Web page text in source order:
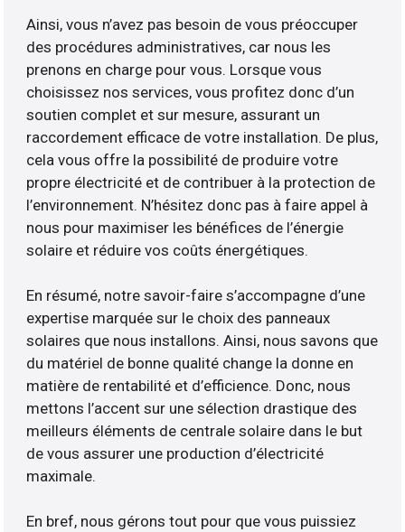
Ainsi, vous n’avez pas besoin de vous préoccuper
des procédures administratives, car nous les
prenons en charge pour vous. Lorsque vous
choisissez nos services, vous profitez donc d’un
soutien complet et sur mesure, assurant un
raccordement efficace de votre installation. De plus,
cela vous offre la possibilité de produire votre
propre électricité et de contribuer à la protection de
l’environnement. N’hésitez donc pas à faire appel à
nous pour maximiser les bénéfices de l’énergie
solaire et réduire vos coûts énergétiques.
En résumé, notre savoir-faire s’accompagne d’une
expertise marquée sur le choix des panneaux
solaires que nous installons. Ainsi, nous savons que
du matériel de bonne qualité change la donne en
matière de rentabilité et d’efficience. Donc, nous
mettons l’accent sur une sélection drastique des
meilleurs éléments de centrale solaire dans le but
de vous assurer une production d’électricité
maximale.
En bref, nous gérons tout pour que vous puissiez